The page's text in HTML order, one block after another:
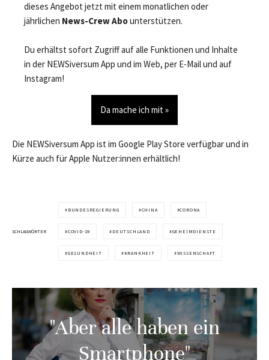
dieses Angebot jetzt mit einem monatlichen oder
jährlichen News-Crew Abounterstützen.
Du erhältst sofort Zugriff auf alle Funktionen und Inhalte
in der NEWSiversum App und im Web, per E-Mail und auf
Instagram!
Da mache ich mit »
Die NEWSiversum App ist im Google Play Store verfügbar und in
Kürze auch für Apple Nutzer:innen erhältlich!
SCHLAGWÖRTER
BUNDESREGIERUNG CHINA CORONA
COVID-19 DEUTSCHLAND GEHEIMDIENSTE
GESUNDHEIT KRANKHEIT WISSENSCHAFT
"Aber alle haben ein
Smartphone"